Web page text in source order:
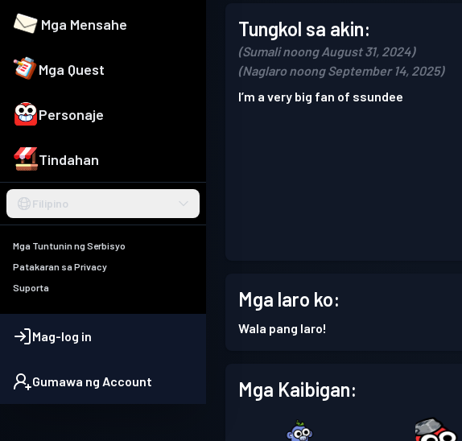
Mga Mensahe
Mga Quest
Personaje
Tindahan
Filipino
Mga Tuntunin ng Serbisyo
Patakaran sa Privacy
Suporta
Mag-log in
Gumawa ng Account
Tungkol sa akin:
(Sumali noong August 31, 2024)
(Naglaro noong September 14, 2025)
I’m a very big fan of ssundee
Mga laro ko:
Wala pang laro!
Mga Kaibigan: